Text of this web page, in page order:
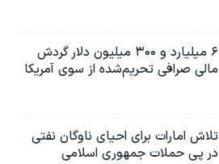
۶ میلیارد و ۳۰۰ میلیون دلار گردش
مالی صرافی تحریم‌شده از سوی آمریکا
تلاش امارات برای احیای ناوگان نفتی
در پی حملات جمهوری اسلامی